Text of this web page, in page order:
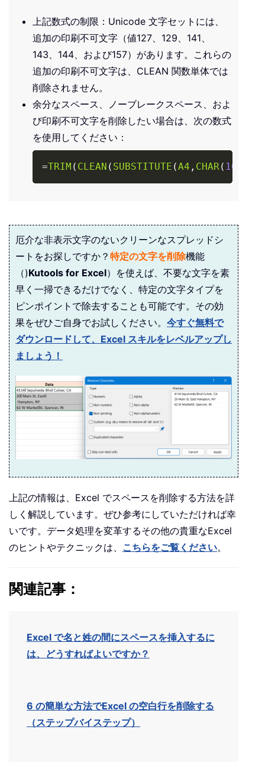
上記数式の制限：Unicode 文字セットには、
追加の印刷不可文字（値127、129、141、
143、144、および157）があります。これらの
追加の印刷不可文字は、CLEAN 関数単体では
削除されません。
余分なスペース、ノーブレークスペース、およ
び印刷不可文字を削除したい場合は、次の数式
を使用してください：
=TRIM ( CLEAN ( SUBSTITUTE (A4 , CHAR( 160
Copy
厄介な非表示文字のないクリーンなスプレッドシ
ートをお探しですか？ 特定の文字を削除機能
（)Kutools for Excel）を使えば、不要な文字を素
早く一掃できるだけでなく、特定の文字タイプを
ピンポイントで除去することも可能です。その効
果をぜひご自身でお試しください。 今すぐ無料で
ダウンロードして、Excel スキルをレベルアップし
ましょう！
上記の情報は、Excel でスペースを削除する方法を詳
しく解説しています。ぜひ参考にしていただければ幸
いです。データ処理を変革するその他の貴重なExcel
のヒントやテクニックは、 こちらをご覧ください。
関連記事：
Excel で名と姓の間にスペースを挿入するに
は、どうすればよいですか？
6 の簡単な方法でExcel の空白行を削除する
（ステップバイステップ）